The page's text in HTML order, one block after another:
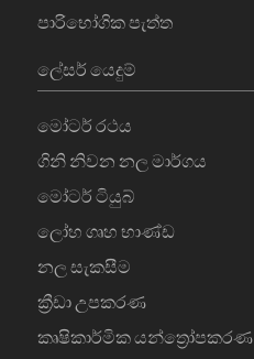
පාරිභෝගික පැත්ත
ලේසර් යෙදුම්
මෝටර් රථය
ගිනි නිවන නල මාර්ගය
මෝටර් ටියුබ්
ලෝහ ගෘහ භාණ්ඩ
නල සැකසීම
ක්‍රීඩා උපකරණ
කෘෂිකාර්මික යන්ත්‍රෝපකරණ